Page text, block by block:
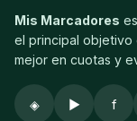
Mis Marcadores
el principal objetivo
mejor en cuotas y
◈ ▶ f